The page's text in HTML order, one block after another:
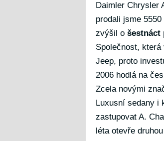
Daimler Chrysler
prodali jsme
zvýšil o šestnáct
Společnost,
Jeep, proto
2006 hodlá na
Zcela novými
Luxusní sedany i
zastupovat A.
léta otevře